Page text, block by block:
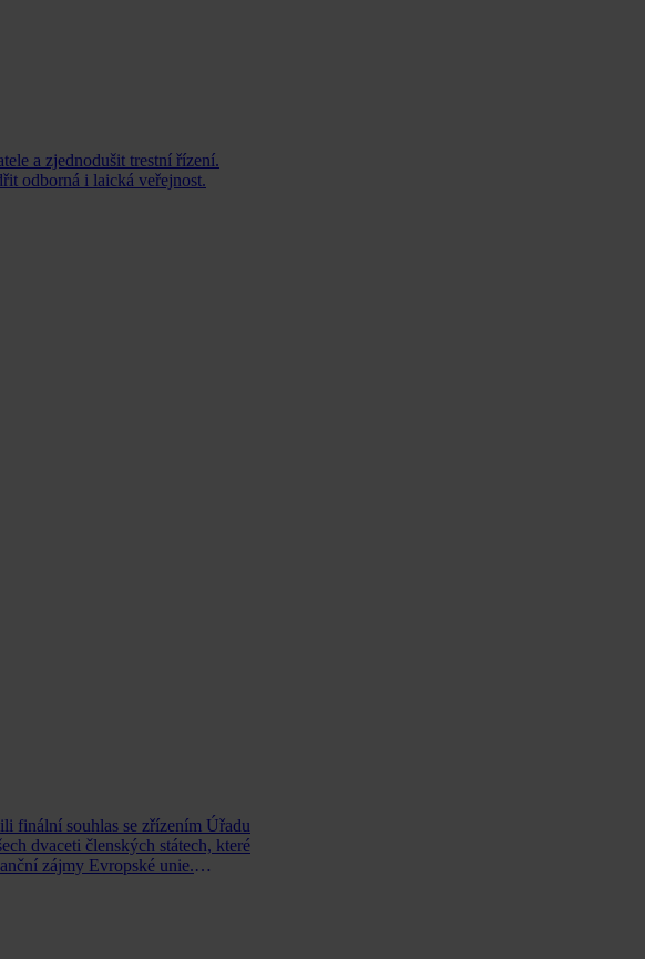
a zjednodušit trestní řízení.
odborná i laická veřejnost.
finální souhlas se zřízením Úřadu
dvaceti členských státech, které
zájmy Evropské unie.